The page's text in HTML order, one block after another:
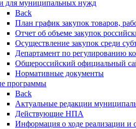
для муниципальных нужд
Back
План график закупок товаров,
Отчет об объеме закупок
Осуществление закупок среди
Департамент по регулированию
Общероссийский официальный
Нормативные документы
программы
Back
Актуальные редакции
Действующие НПА
Информация о ходе реализации